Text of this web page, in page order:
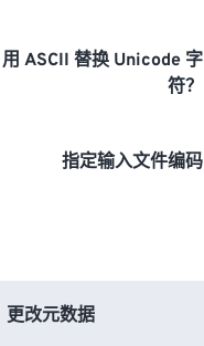
用 ASCII 替换 Unicode 字
符？
指定输入文件编码
更改元数据